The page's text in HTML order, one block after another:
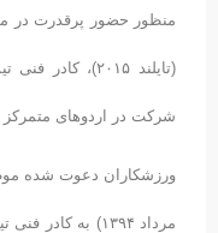
منظور حضور پرقدرت در
(تایلند ۲۰۱۵)،
شرکت در اردوهای متمرکز
مرداد ۱۳۹۴) به